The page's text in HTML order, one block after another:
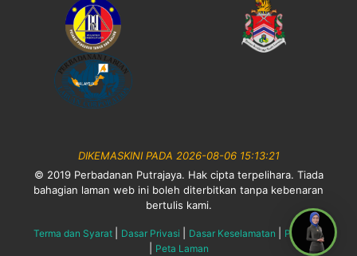
DIKEMASKINI PADA 2026-08-06 15:13:21
© 2019 Perbadanan Putrajaya. Hak cipta terpelihara. Tiada
bahagian laman web ini boleh diterbitkan tanpa kebenaran
bertulis kami.
Terma dan Syarat Dasar Privasi Dasar Keselamatan Penafian
Peta Laman